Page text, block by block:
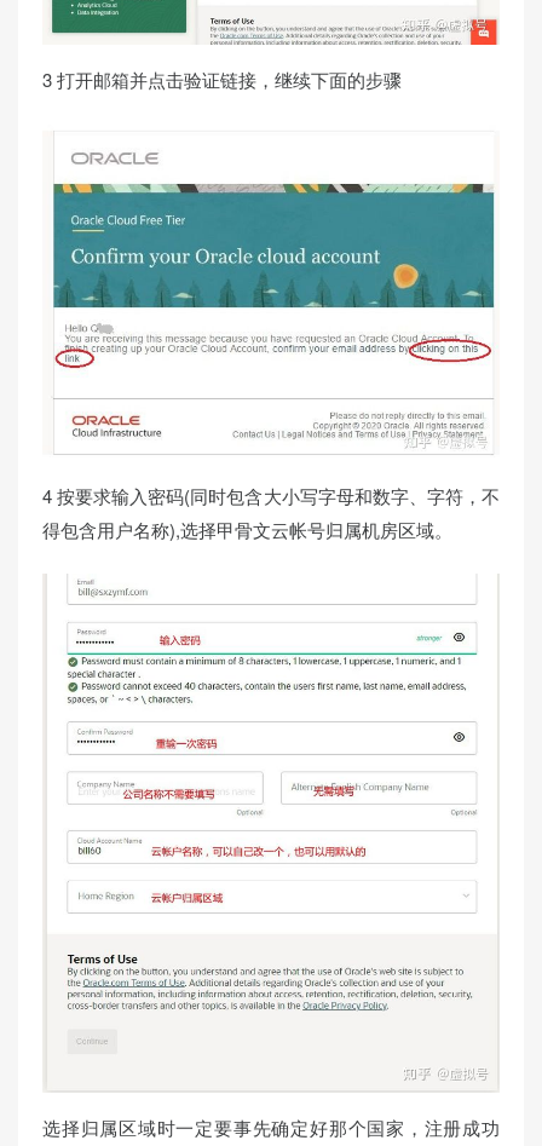
3 打开邮箱并点击验证链接，继续下面的步骤
4 按要求输入密码(同时包含大小写字母和数字、字符，不
得包含用户名称),选择甲骨文云帐号归属机房区域。
选择归属区域时一定要事先确定好那个国家，注册成功